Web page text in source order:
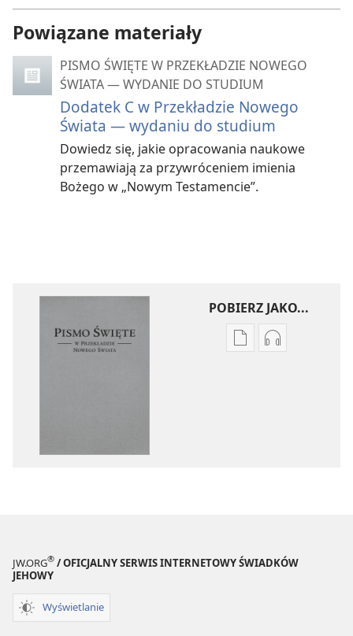
Powiązane materiały
PISMO ŚWIĘTE W PRZEKŁADZIE NOWEGO
ŚWIATA — WYDANIE DO STUDIUM
Dodatek C w Przekładzie Nowego
Świata — wydaniu do studium
Dowiedz się, jakie opracowania naukowe
przemawiają za przywróceniem imienia
Bożego w „Nowym Testamencie”.
POBIERZ JAKO...
Ustawienia
2018)
Ustawienia
2018)
JW.ORG® / OFICJALNY SERWIS INTERNETOWY ŚWIADKÓW
JEHOWY
Wyświetlanie